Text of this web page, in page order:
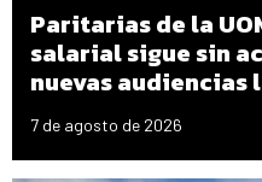
Paritarias de la
salarial sigue sin
nuevas audiencias
7 de agosto de 2026